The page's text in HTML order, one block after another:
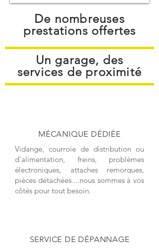
De nombreuses
prestations offertes
Un garage, des
services de proximité
MÉCANIQUE DÉDIÉE
Vidange, courroie de distribution ou
d'alimentation, freins, problèmes
électroniques, attaches remorques,
pièces détachées....nous sommes à vos
côtés pour tout besoin.
SERVICE DE DÉPANNAGE